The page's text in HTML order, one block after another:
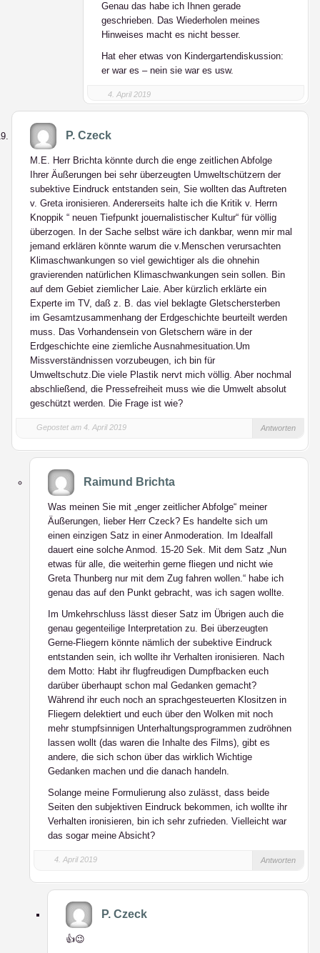
Genau das habe ich Ihnen gerade
geschrieben. Das Wiederholen meines
Hinweises macht es nicht besser.
Hat eher etwas von Kindergartendiskussion:
er war es – nein sie war es usw.
4. April 2019
P. Czeck
M.E. Herr Brichta könnte durch die enge zeitlichen Abfolge
Ihrer Äußerungen bei sehr überzeugten Umweltschützern der
subektive Eindruck entstanden sein, Sie wollten das Auftreten
v. Greta ironisieren. Andererseits halte ich die Kritik v. Herrn
Knoppik “ neuen Tiefpunkt jouernalistischer Kultur“ für völlig
überzogen. In der Sache selbst wäre ich dankbar, wenn mir mal
jemand erklären könnte warum die v.Menschen verursachten
Klimaschwankungen so viel gewichtiger als die ohnehin
gravierenden natürlichen Klimaschwankungen sein sollen. Bin
auf dem Gebiet ziemlicher Laie. Aber kürzlich erklärte ein
Experte im TV, daß z. B. das viel beklagte Gletschersterben
im Gesamtzusammenhang der Erdgeschichte beurteilt werden
muss. Das Vorhandensein von Gletschern wäre in der
Erdgeschichte eine ziemliche Ausnahmesituation.Um
Missverständnissen vorzubeugen, ich bin für
Umweltschutz.Die viele Plastik nervt mich völlig. Aber nochmal
abschließend, die Pressefreiheit muss wie die Umwelt absolut
geschützt werden. Die Frage ist wie?
Gepostet am 4. April 2019 Antworten
Raimund Brichta
Was meinen Sie mit „enger zeitlicher Abfolge“ meiner
Äußerungen, lieber Herr Czeck? Es handelte sich um
einen einzigen Satz in einer Anmoderation. Im Idealfall
dauert eine solche Anmod. 15-20 Sek. Mit dem Satz „Nun
etwas für alle, die weiterhin gerne fliegen und nicht wie
Greta Thunberg nur mit dem Zug fahren wollen.“ habe ich
genau das auf den Punkt gebracht, was ich sagen wollte.
Im Umkehrschluss lässt dieser Satz im Übrigen auch die
genau gegenteilige Interpretation zu. Bei überzeugten
Gerne-Fliegern könnte nämlich der subektive Eindruck
entstanden sein, ich wollte ihr Verhalten ironisieren. Nach
dem Motto: Habt ihr flugfreudigen Dumpfbacken euch
darüber überhaupt schon mal Gedanken gemacht?
Während ihr euch noch an sprachgesteuerten Klositzen in
Fliegern delektiert und euch über den Wolken mit noch
mehr stumpfsinnigen Unterhaltungsprogrammen zudröhnen
lassen wollt (das waren die Inhalte des Films), gibt es
andere, die sich schon über das wirklich Wichtige
Gedanken machen und die danach handeln.
Solange meine Formulierung also zulässt, dass beide
Seiten den subjektiven Eindruck bekommen, ich wollte ihr
Verhalten ironisieren, bin ich sehr zufrieden. Vielleicht war
das sogar meine Absicht?
4. April 2019 Antworten
P. Czeck
👍😉